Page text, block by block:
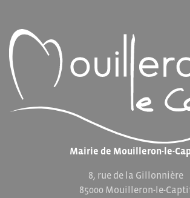
Mairie de Mouilleron-le-
8, rue de la Gillonnière
85000 Mouilleron-le-